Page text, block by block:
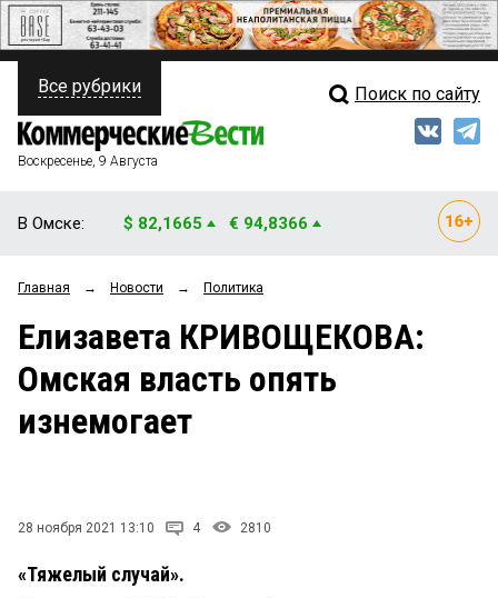
ПОЛИТИКА
ФИНАНСЫ
ОБЩЕСТВО
ЗАКОН
Свежий выпуск
Рейтинги
Блоги
Все рубрики Поиск по сайту
Воскресенье, 9 Августа
В Омске: $ 82,1665 € 94,8366
Главная → Новости → Политика
Елизавета КРИВОЩЕКОВА:
Омская власть опять
изнемогает
28 ноября 2021 13:10 4 2810
«Тяжелый случай».